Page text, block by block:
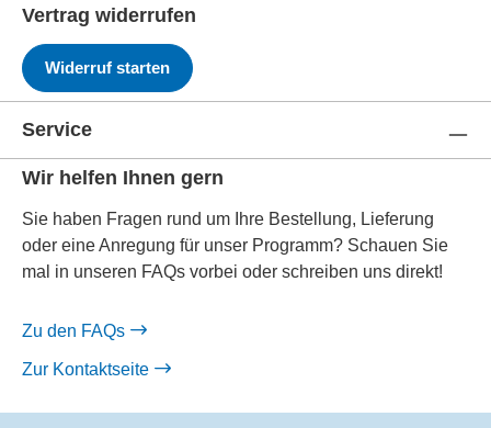
Vertrag widerrufen
Widerruf starten
Service
Wir helfen Ihnen gern
Sie haben Fragen rund um Ihre Bestellung, Lieferung
oder eine Anregung für unser Programm? Schauen Sie
mal in unseren FAQs vorbei oder schreiben uns direkt!
Zu den FAQs
Zur Kontaktseite